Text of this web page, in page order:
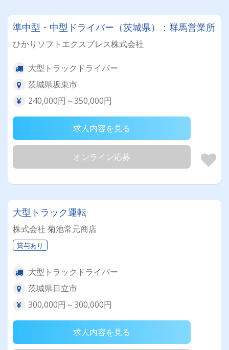
準中型・中型ドライバー（茨城県）：群馬営業所
ひかりソフトエクスプレス株式会社
大型トラックドライバー
茨城県坂東市
240,000円～350,000円
求人内容を見る
オンライン応募
大型トラック運転
株式会社 菊池常元商店
賞与あり
大型トラックドライバー
茨城県日立市
300,000円～300,000円
求人内容を見る